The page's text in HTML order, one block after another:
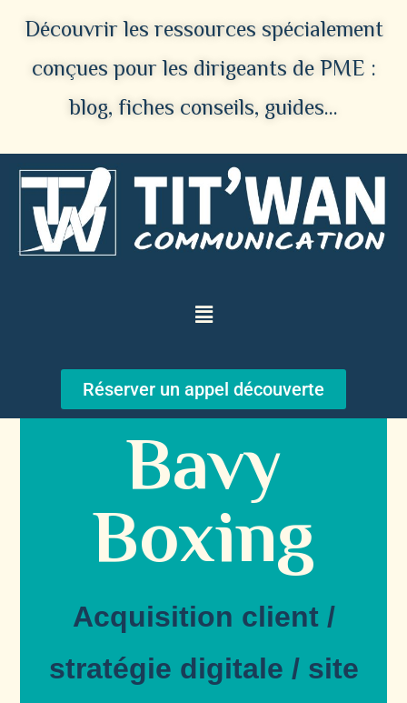
Découvrir les ressources spécialement
conçues pour les dirigeants de PME :
blog, fiches conseils, guides…
Réserver un appel découverte
Bavy
Boxing
Acquisition client /
stratégie digitale / site